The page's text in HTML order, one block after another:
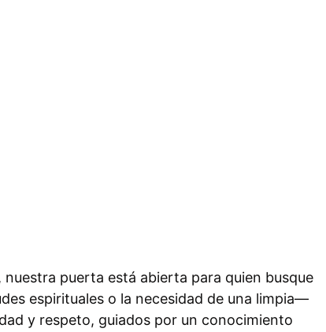
puerta está abierta para quien busque
espirituales o la necesidad de una limpia—
y respeto, guiados por un conocimiento